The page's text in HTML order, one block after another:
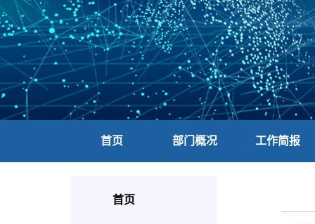
首页 部门概况 工作简报
首页